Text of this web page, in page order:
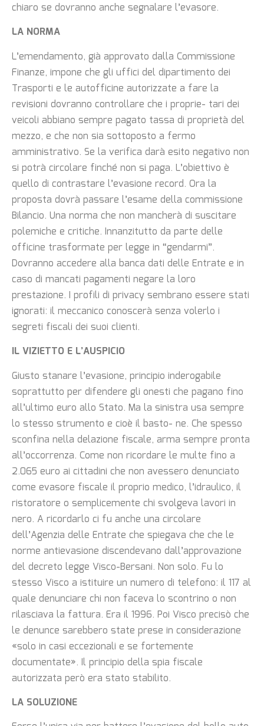
chiaro se dovranno anche segnalare l’evasore.
LA NORMA
L’emendamento, già approvato dalla Commissione
Finanze, impone che gli uffici del dipartimento dei
Trasporti e le autofficine autorizzate a fare la
revisioni dovranno controllare che i proprie- tari dei
veicoli abbiano sempre pagato tassa di proprietà del
mezzo, e che non sia sottoposto a fermo
amministrativo. Se la verifica darà esito negativo non
si potrà circolare finché non si paga. L’obiettivo è
quello di contrastare l’evasione record. Ora la
proposta dovrà passare l’esame della commissione
Bilancio. Una norma che non mancherà di suscitare
polemiche e critiche. Innanzitutto da parte delle
officine trasformate per legge in “gendarmi”.
Dovranno accedere alla banca dati delle Entrate e in
caso di mancati pagamenti negare la loro
prestazione. I profili di privacy sembrano essere stati
ignorati: il meccanico conoscerà senza volerlo i
segreti fiscali dei suoi clienti.
IL VIZIETTO E L’AUSPICIO
Giusto stanare l’evasione, principio inderogabile
soprattutto per difendere gli onesti che pagano fino
all’ultimo euro allo Stato. Ma la sinistra usa sempre
lo stesso strumento e cioè il basto- ne. Che spesso
sconfina nella delazione fiscale, arma sempre pronta
all’occorrenza. Come non ricordare le multe fino a
2.065 euro ai cittadini che non avessero denunciato
come evasore fiscale il proprio medico, l’idraulico, il
ristoratore o semplicemente chi svolgeva lavori in
nero. A ricordarlo ci fu anche una circolare
dell’Agenzia delle Entrate che spiegava che che le
norme antievasione discendevano dall’approvazione
del decreto legge Visco-Bersani. Non solo. Fu lo
stesso Visco a istituire un numero di telefono: il 117 al
quale denunciare chi non faceva lo scontrino o non
rilasciava la fattura. Era il 1996. Poi Visco precisò che
le denunce sarebbero state prese in considerazione
«solo in casi eccezionali e se fortemente
documentate». Il principio della spia fiscale
autorizzata però era stato stabilito.
LA SOLUZIONE